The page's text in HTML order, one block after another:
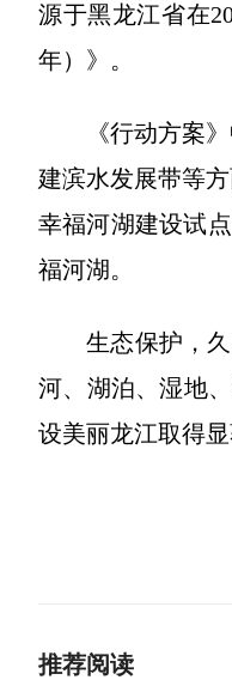
源于黑龙江省在
年）》。
《行动方案
建滨水发展带等
幸福河湖建设试
福河湖。
生态保护，
河、湖泊、湿地
设美丽龙江取得
推荐阅读